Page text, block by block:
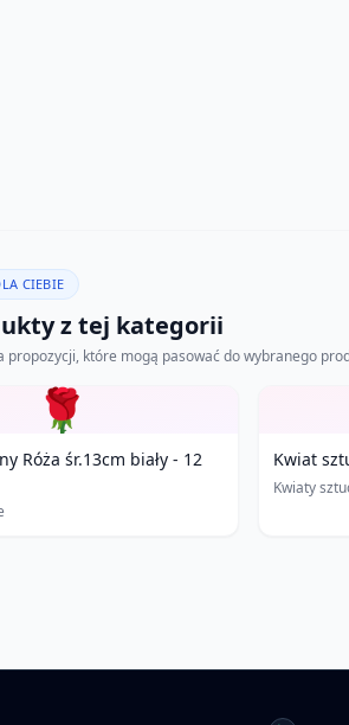
CIEBIE
z tej kategorii
propozycji, które mogą pasować do wybranego
🌹
Róża śr.13cm biały - 12
Kwiat
Kwiaty